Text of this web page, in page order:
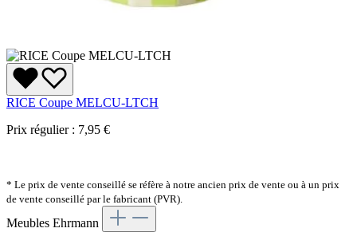
RICE Coupe MELCU-LTCH
Prix régulier : 7,95 €
* Le prix de vente conseillé se réfère à notre ancien prix de vente ou à un prix
de vente conseillé par le fabricant (PVR).
Meubles Ehrmann